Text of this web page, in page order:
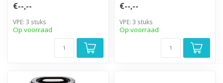
€--,--
VPE: 3 stuks
Op voorraad
€--,--
VPE: 3 stuks
Op voorraad